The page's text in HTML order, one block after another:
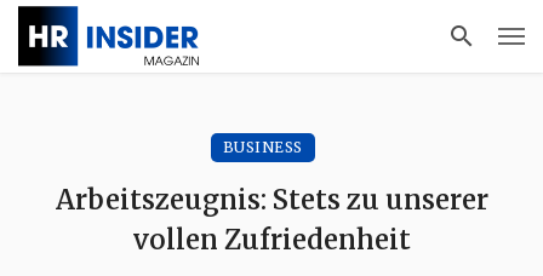
BUSINESS
Arbeitszeugnis: Stets zu unserer
vollen Zufriedenheit